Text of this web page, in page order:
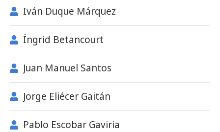
Iván Duque Márquez
Íngrid Betancourt
Juan Manuel Santos
Jorge Eliécer Gaitán
Pablo Escobar Gaviria